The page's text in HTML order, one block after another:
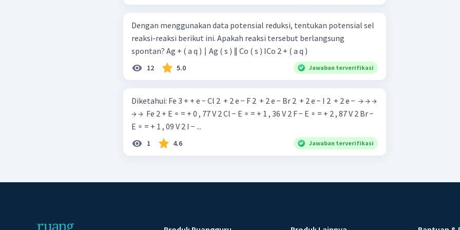
Dengan menggunakan data potensial reduksi, tentukan potensial sel
reaksi-reaksi berikut ini. Apakah reaksi tersebut berlangsung
spontan? Ag + ( a q ) ∣ Ag ( s ) ∥ Co ( s ) ICo 2 + ( a q )
12 5.0 Jawaban terverifikasi
Diketahui: Fe 3 + + e − Cl 2 ​ + 2 e − F 2 ​ + 2 e − Br 2 ​ + 2 e − I 2 ​ + 2 e − ​ → → →
→ → ​ Fe 2 + E ∘ = + 0 , 77 V 2 Cl − E ∘ = + 1 , 36 V 2 F − E ∘ = + 2 , 87 V 2 Br −
E ∘ = + 1 , 09 V 2 I − ...
1 4.6 Jawaban terverifikasi